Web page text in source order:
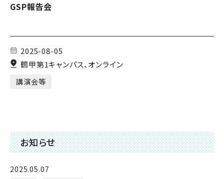
GSP報告会
2025-08-05
鶴甲第1キャンパス、オンライン
講演会等
お知らせ
2025.05.07